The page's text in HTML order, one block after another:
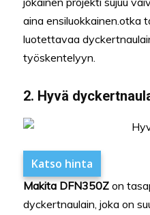
aina ensiluokkainen.otka
luotettavaa
työskentelyyn.
2. Hyvä
Katso hinta
Makita DFN350Z on
dyckertnaulain, joka on